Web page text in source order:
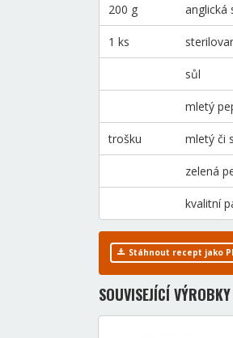
200 g anglická
1 ks
sůl
mletý
trošku mletý či
zelená
kvalitní
Stáhnout recept jako
SOUVISEJÍCÍ VÝROBKY